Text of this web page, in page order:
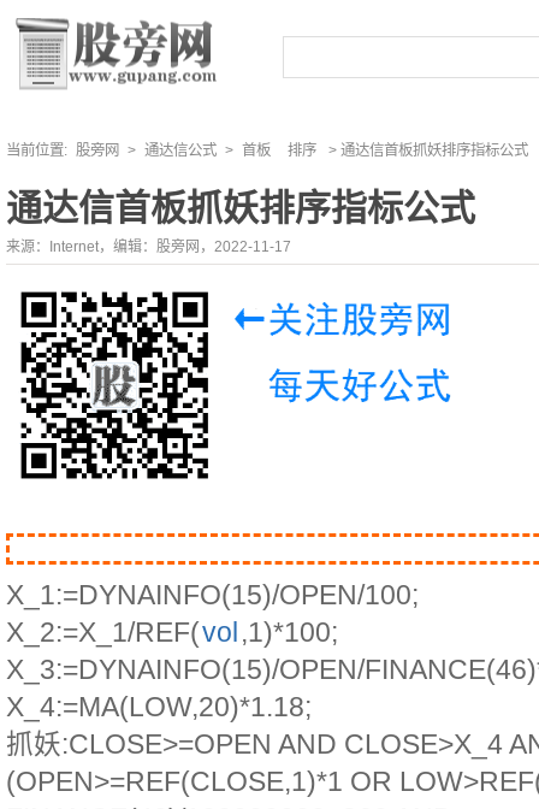
当前位置: 股旁网 > 通达信公式 > 首板 排序 > 通达信首板抓妖排序指标公式
通达信首板抓妖排序指标公式
来源：Internet，编辑：股旁网，2022-11-17
X_1:=DYNAINFO(15)/OPEN/100;
X_2:=X_1/REF(vol,1)*100;
X_3:=DYNAINFO(15)/OPEN/
X_4:=MA(LOW,20)*1.18;
抓妖:CLOSE>=OPEN AND CLOSE>X_4
(OPEN>=REF(CLOSE,1)*1 OR